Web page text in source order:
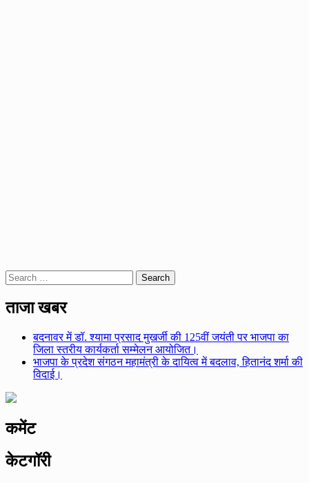
Search
for:
ताजा खबर
बदनावर में डॉ. श्यामा प्रसाद मुखर्जी की 125वीं जयंती पर भाजपा का
जिला स्तरीय कार्यकर्ता सम्मेलन आयोजित।
भाजपा के प्रदेश संगठन महामंत्री के दायित्व में बदलाव, हितानंद शर्मा की
विदाई।
कमेंट
केटगॉरी